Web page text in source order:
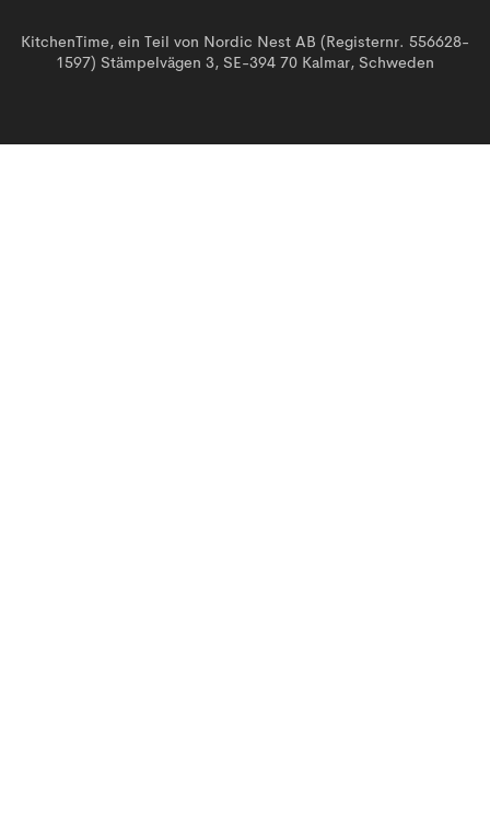
KitchenTime, ein Teil von Nordic Nest AB (Registernr. 556628-
1597) Stämpelvägen 3, SE-394 70 Kalmar, Schweden